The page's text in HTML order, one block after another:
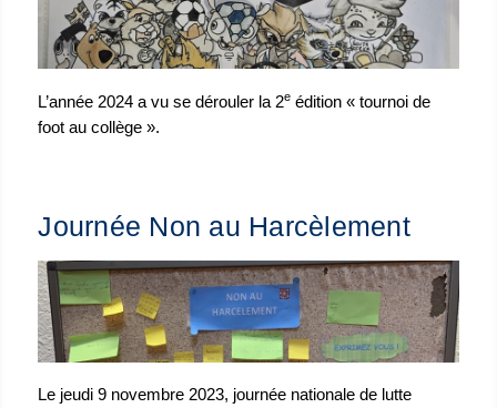
L’année 2024 a vu se dérouler la 2e édition « tournoi de
foot au collège ».
Journée Non au Harcèlement
Le jeudi 9 novembre 2023, journée nationale de lutte